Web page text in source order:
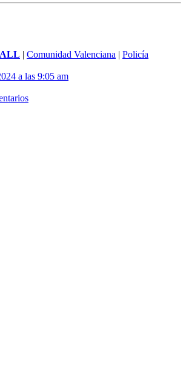
| Comunidad Valenciana | Policía
a las 9:05 am